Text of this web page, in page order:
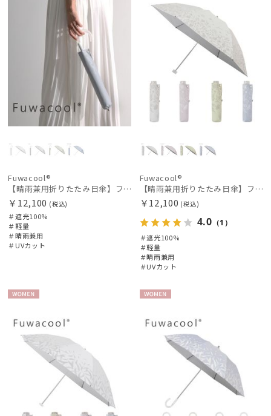
Fuwacool®
【晴雨兼用折りたたみ日傘】フワクール®ホワイト（Fuwacool® White）ジオメタリックラメ 遮光100 UV100 ハンドル付き
￥12,100 (税込)
＃遮光100%
＃軽量
＃晴雨兼用
＃UVカット
Fuwacool®
【晴雨兼用折りたたみ日傘】フワクール®ホワイト（Fuwacool® White）ボタニカルグリッター 遮光100 UV100
￥12,100 (税込)
4.0 （1）
＃遮光100%
＃軽量
＃晴雨兼用
＃UVカット
N
N